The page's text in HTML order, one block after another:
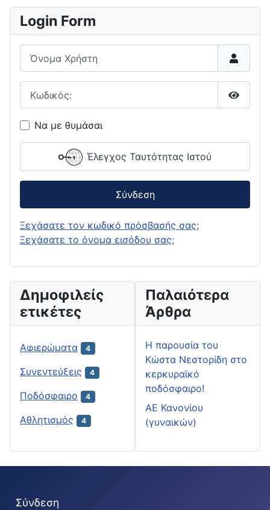
Login Form
Όνομα Χρήστη
Να με θυμάσαι
Έλεγχος Ταυτότητας Ιστού
Σύνδεση
Ξεχάσατε τον κωδικό πρόσβασής σας;
Ξεχάσατε το όνομα εισόδου σας;
Δημοφιλείς
ετικέτες
Αφιερώματα 4
Συνεντεύξεις 4
Ποδόσφαιρο 4
Αθλητισμός 4
Παλαιότερα
Άρθρα
H παρουσία του
Κώστα Νεστορίδη στο
κερκυραϊκό
ποδόσφαιρο!
ΑΕ Κανονίου
(γυναικών)
Σύνδεση